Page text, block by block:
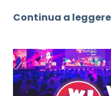
Continua a leggere